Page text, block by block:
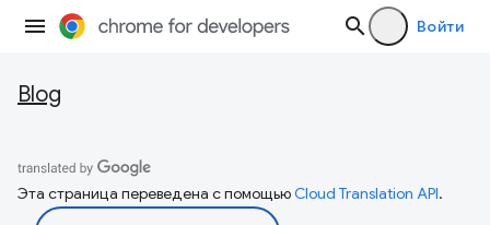
Войти
Blog
Эта страница переведена с помощьюCloud Translation API.